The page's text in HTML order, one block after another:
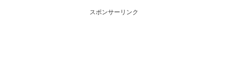
スポンサーリンク